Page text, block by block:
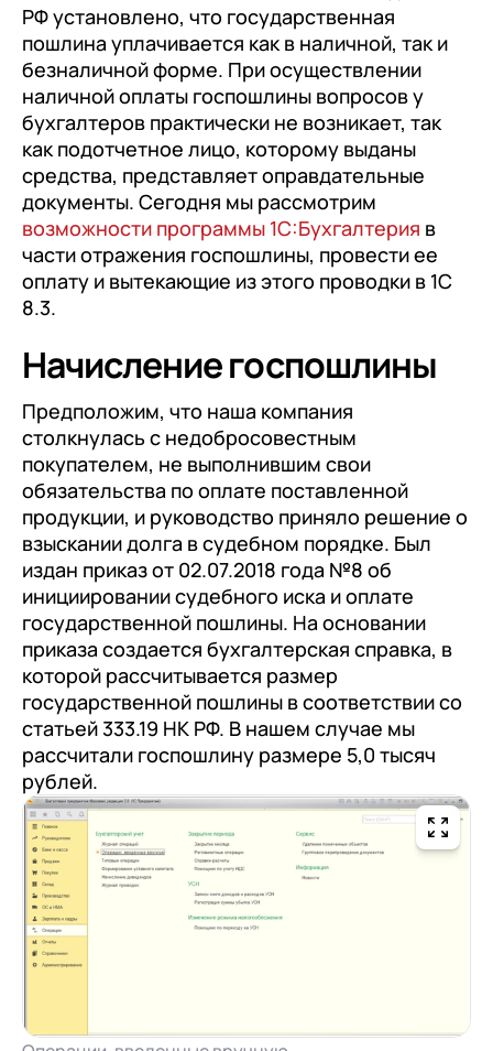
РФ установлено, что государственная
пошлина уплачивается как в наличной, так и
безналичной форме. При осуществлении
наличной оплаты госпошлины вопросов у
бухгалтеров практически не возникает, так
как подотчетное лицо, которому выданы
средства, представляет оправдательные
документы. Сегодня мы рассмотрим
возможности программы 1С:Бухгалтерия в
части отражения госпошлины, провести ее
оплату и вытекающие из этого проводки в 1С
8.3.
Начисление госпошлины
Предположим, что наша компания
столкнулась с недобросовестным
покупателем, не выполнившим свои
обязательства по оплате поставленной
продукции, и руководство приняло решение о
взыскании долга в судебном порядке. Был
издан приказ от 02.07.2018 года №8 об
инициировании судебного иска и оплате
государственной пошлины. На основании
приказа создается бухгалтерская справка, в
которой рассчитывается размер
государственной пошлины в соответствии со
статьей 333.19 НК РФ. В нашем случае мы
рассчитали госпошлину размере 5,0 тысяч
рублей.
Переход с Terrasoft CRM на 1С:CRM или
1С-Битрикс 24
документооборот (КЭДО)
1С:Кабинет сотрудника
Внутренний документооборот (СЭД)
1С:Документооборот 8
Управление финансами (FRP)
1С:Управление холдингом
WA:Финансист
1С:Аналитика
Управление взаимоотношениями с
клиентами (CRM)
1С:CRM
Лицензии 1С
Сервисы 1С
1С-ЭДО
1С:Контрагент
1С-Отчетность
1С:Фреш
Доки 1С
Прочие отрасли
Контакты
Релокация
Грейды
Истории успеха
Отзывы сотрудников